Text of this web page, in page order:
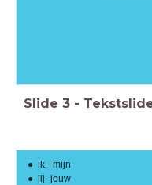
Slide 3 -
ik - mijn
jij- jouw